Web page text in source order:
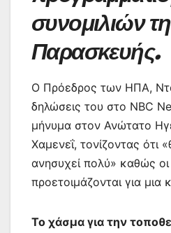
συνομιλιών
Παρασκευής.
Ο Πρόεδρος των ΗΠΑ,
δηλώσεις του στο NBC
μήνυμα στον Ανώτατο
Χαμενεΐ, τονίζοντας ότι
ανησυχεί πολύ» καθώς
προετοιμάζονται για μια
Το χάσμα για την